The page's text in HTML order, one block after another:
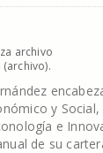
(archivo).
y Social,
e
de su